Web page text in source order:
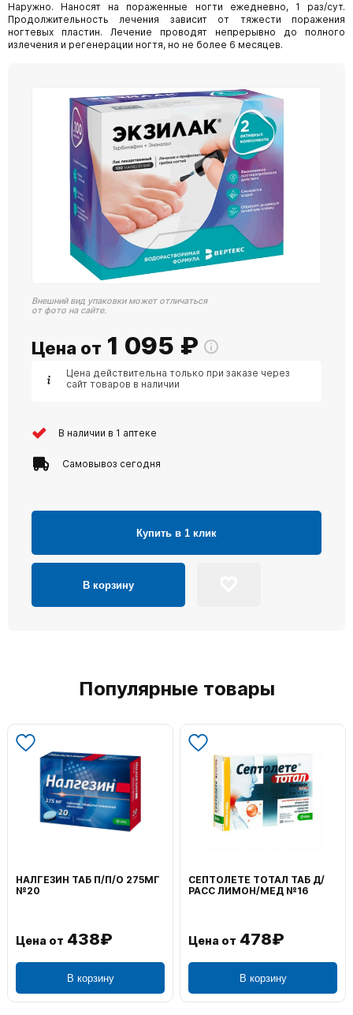
Наружно. Наносят на пораженные ногти ежедневно, 1 раз/сут.
Продолжительность лечения зависит от тяжести поражения
ногтевых пластин. Лечение проводят непрерывно до полного
излечения и регенерации ногтя, но не более 6 месяцев.
Внешний вид упаковки может отличаться
от фото на сайте.
Цена от 1 095 ₽
Цена действительна только при заказе через
сайт товаров в наличии
В наличии в 1 аптеке
Самовывоз сегодня
Купить в 1 клик
В корзину
Популярные товары
НАЛГЕЗИН ТАБ П/П/О 275МГ
№20
Цена от 438₽
В корзину
СЕПТОЛЕТЕ ТОТАЛ ТАБ Д/
РАСС ЛИМОН/МЕД №16
Цена от 478₽
В корзину